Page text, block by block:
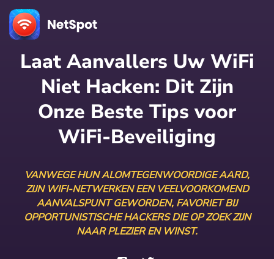
Laat Aanvallers Uw WiFi
Niet Hacken: Dit Zijn
Onze Beste Tips voor
WiFi-Beveiliging
VANWEGE HUN ALOMTEGENWOORDIGE AARD,
ZIJN WIFI-NETWERKEN EEN VEELVOORKOMEND
AANVALSPUNT GEWORDEN, FAVORIET BIJ
OPPORTUNISTISCHE HACKERS DIE OP ZOEK ZIJN
NAAR PLEZIER EN WINST.